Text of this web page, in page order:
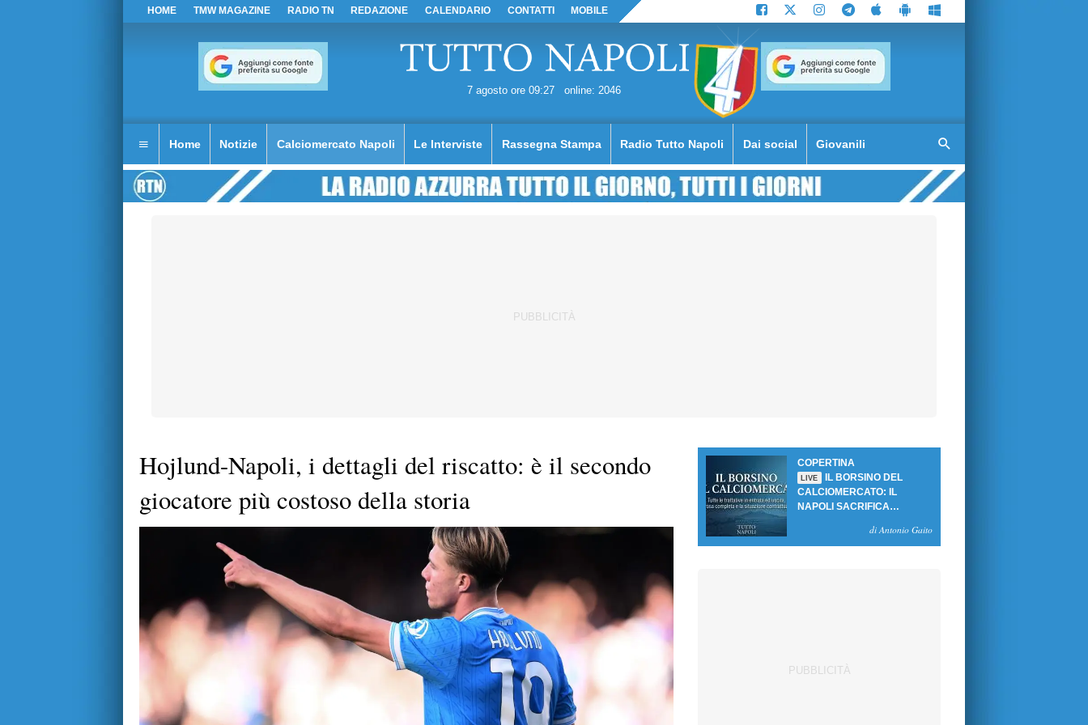
HOME TMW MAGAZINE RADIO TN REDAZIONE CALENDARIO CONTATTI MOBILE
7 agosto ore 09:27 online: 2046
Home Notizie Calciomercato Napoli Le Interviste Rassegna Stampa Radio Tutto Napoli Dai social Giovanili
Hojlund-Napoli, i dettagli del riscatto: è il secondo
giocatore più costoso della storia
COPERTINA
LIVE
IL BORSINO DEL
CALCIOMERCATO: IL
NAPOLI SACRIFICA
SBLOCCANO ARRIVIdi Antonio Gaito